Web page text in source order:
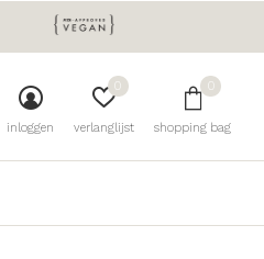
inloggen verlanglijst
0
shopping bag
0